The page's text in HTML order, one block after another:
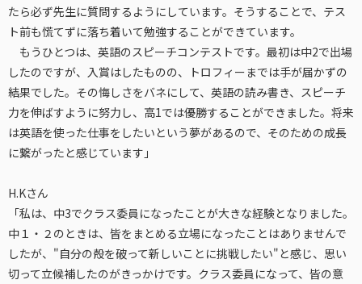
たら必ず先生に質問するようにしています。そうすることで、テス
ト前も慌てずに落ち着いて勉強することができています。
もうひとつは、英語のスピーチコンテストです。最初は中2で出場
したのですが、入賞はしたものの、トロフィーまでは手が届かずの
結果でした。その悔しさをバネにして、英語の読み書き、スピーチ
力を伸ばすように努力し、高1では優勝することができました。将来
は英語を使った仕事をしたいという夢があるので、そのための成長
に繋がったと感じています」
H.Kさん
「私は、中3でクラス委員になったことが大きな経験となりました。
中１・２のときは、皆をまとめる立場になったことはありませんで
したが、"自分の殻を破って新しいことに挑戦したい"と感じ、思い
切って立候補したのがきっかけです。クラス委員になって、皆の意